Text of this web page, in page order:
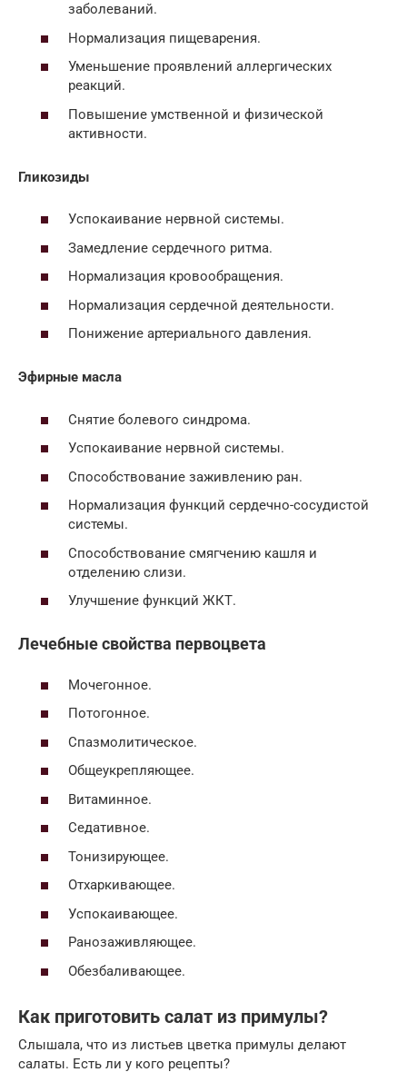
заболеваний.
Нормализация пищеварения.
Уменьшение проявлений аллергических
реакций.
Повышение умственной и физической
активности.
Гликозиды
Успокаивание нервной системы.
Замедление сердечного ритма.
Нормализация кровообращения.
Нормализация сердечной деятельности.
Понижение артериального давления.
Эфирные масла
Снятие болевого синдрома.
Успокаивание нервной системы.
Способствование заживлению ран.
Нормализация функций сердечно-сосудистой
системы.
Способствование смягчению кашля и
отделению слизи.
Улучшение функций ЖКТ.
Лечебные свойства первоцвета
Мочегонное.
Потогонное.
Спазмолитическое.
Общеукрепляющее.
Витаминное.
Седативное.
Тонизирующее.
Отхаркивающее.
Успокаивающее.
Ранозаживляющее.
Обезбаливающее.
Как приготовить салат из примулы?
Слышала, что из листьев цветка примулы делают
салаты. Есть ли у кого рецепты?